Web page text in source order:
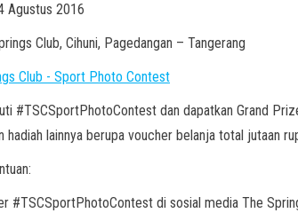
Agustus 2016
Club, Cihuni, Pagedangan – Tangerang
#TSCSportPhotoContest dan dapatkan Grand
hadiah lainnya berupa voucher belanja total jutaan
#TSCSportPhotoContest di sosial media The